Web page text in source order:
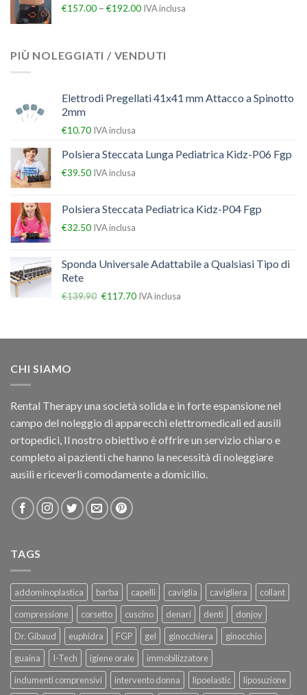
€157.00 – €192.00 IVA inclusa
PIÙ NOLEGGIATI / VENDUTI
Elettrodi Pregellati 41x41 mm Attacco a Spinotto
2mm
€10.70 IVA inclusa
Polsiera Steccata Lunga Pediatrica Kidz-P06 Fgp
€39.50 IVA inclusa
Polsiera Steccata Pediatrica Kidz-P04 Fgp
€32.50 IVA inclusa
Sponda Universale Adattabile a Qualsiasi Tipo di
Rete
€139.90 €117.70 IVA inclusa
CHI SIAMO
Rental Therapy una società solida e in forte espansione nel
campo del noleggio di apparecchi elettromedicali ed ausili
ortopedici, Il nostro obiettivo è offrire un servizio chiaro e
completo ai pazienti che hanno la necessità di noleggiare
ausili e riceverli comodamente a domicilio.
TAGS
addominoplastica barba capelli caviglia cavigliera
collant
compressione
corsetto cuscino denari denti
donjoy
Dr. Gibaud
euphidra FGP gel ginocchiera
ginocchio
guaina
I-Tech igiene orale
immobilizzatore
indumenti comprensivi
intervento donna lipoelastic
liposuzione